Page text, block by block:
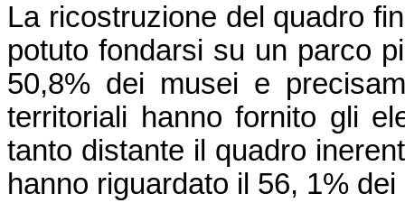
La ricostruzione del quadro
potuto fondarsi su un parco
50,8% dei musei e
territoriali hanno fornito gli
tanto distante il quadro
hanno riguardato il 56, 1%